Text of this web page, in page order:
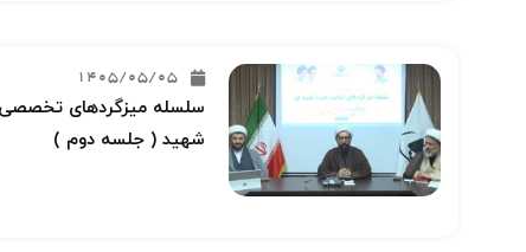
1405/05/05
سلسله میزگردهای تخصصی
شهید ( جلسه دوم )